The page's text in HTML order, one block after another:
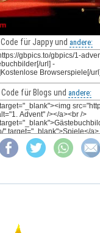
Code für Jappy und andere:
Code für Blogs und andere: